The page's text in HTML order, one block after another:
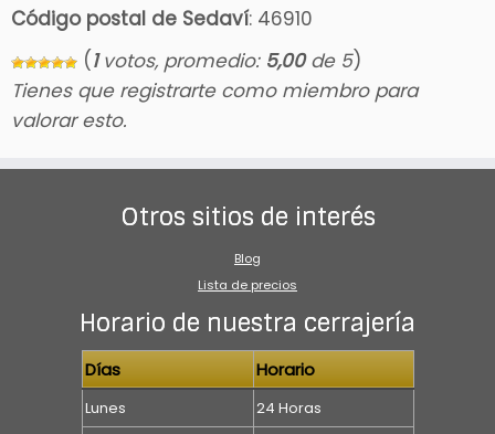
Código postal de Sedaví: 46910
(1votos, promedio: 5,00de 5)
Tienes que registrarte como miembro para
valorar esto.
Otros sitios de interés
Blog
Lista de precios
Horario de nuestra cerrajería
Días Horario
Lunes
24 Horas